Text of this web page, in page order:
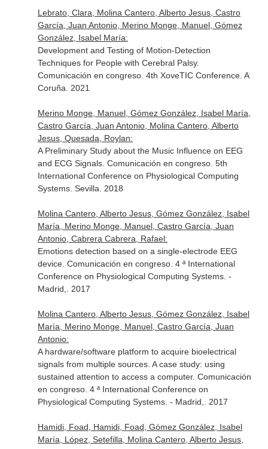
Lebrato, Clara, Molina Cantero, Alberto Jesus, Castro
García, Juan Antonio, Merino Monge, Manuel, Gómez
González, Isabel María:
Development and Testing of Motion-Detection
Techniques for People with Cerebral Palsy.
Comunicación en congreso. 4th XoveTIC Conference. A
Coruña. 2021
Merino Monge, Manuel, Gómez González, Isabel María,
Castro García, Juan Antonio, Molina Cantero, Alberto
Jesus, Quesada, Roylan:
A Preliminary Study about the Music Influence on EEG
and ECG Signals. Comunicación en congreso. 5th
International Conference on Physiological Computing
Systems. Sevilla. 2018
Molina Cantero, Alberto Jesus, Gómez González, Isabel
María, Merino Monge, Manuel, Castro García, Juan
Antonio, Cabrera Cabrera, Rafael:
Emotions detection based on a single-electrode EEG
device. Comunicación en congreso. 4 ª International
Conference on Physiological Computing Systems. -
Madrid,. 2017
Molina Cantero, Alberto Jesus, Gómez González, Isabel
María, Merino Monge, Manuel, Castro García, Juan
Antonio:
A hardware/software platform to acquire bioelectrical
signals from multiple sources. A case study: using
sustained attention to access a computer. Comunicación
en congreso. 4 ª International Conference on
Physiological Computing Systems. - Madrid,. 2017
Hamidi, Foad, Hamidi, Foad, Gómez González, Isabel
María, López, Setefilla, Molina Cantero, Alberto Jesus,